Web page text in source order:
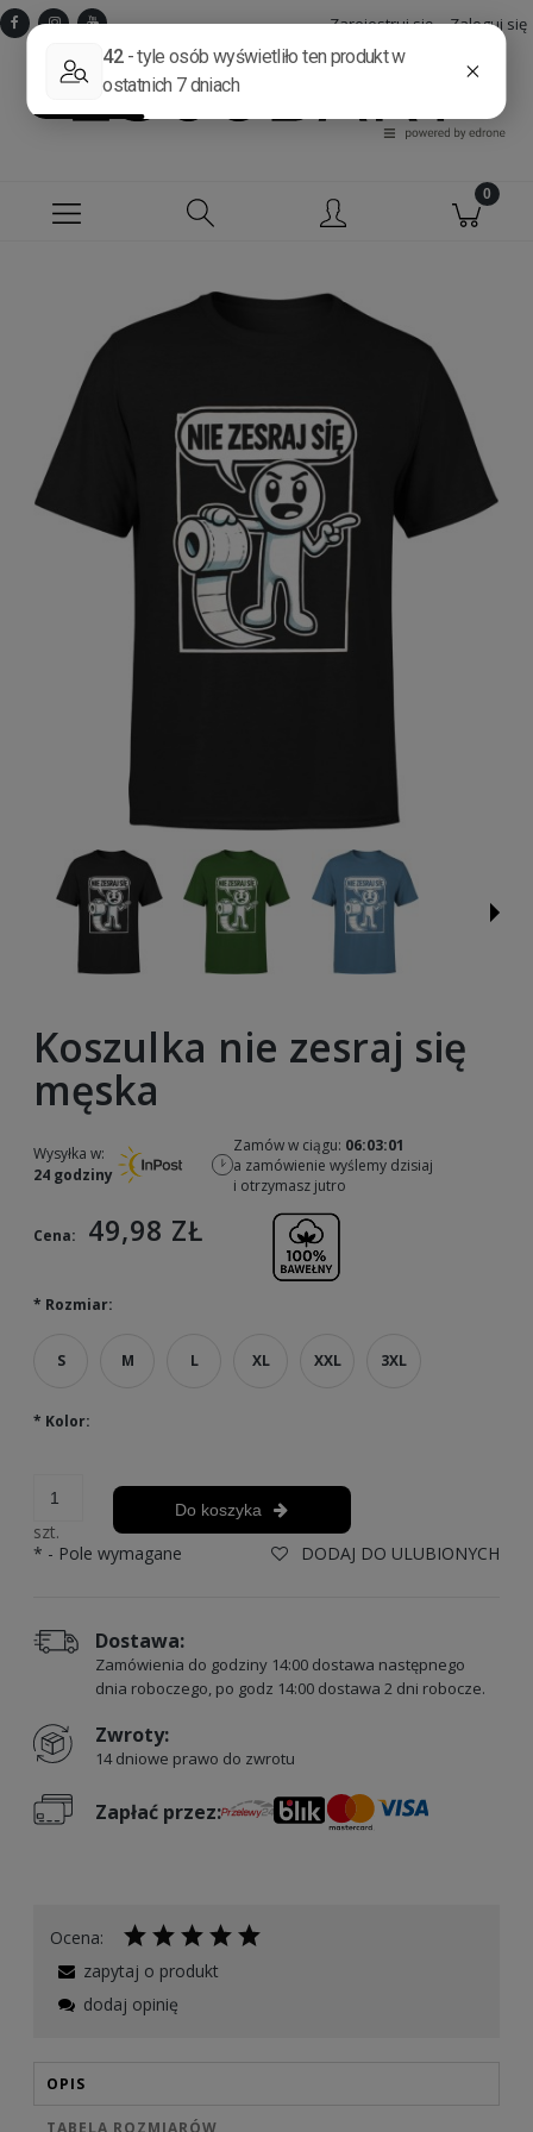
Zarejestruj się Zaloguj się
Koszulka nie zesraj się
męska
Wysyłka w:
24 godziny
Zamów w ciągu: 06:03:01
a zamówienie wyślemy dzisiaj
i otrzymasz jutro
Cena: 49,98 ZŁ
* Rozmiar:
S M L XL XXL 3XL
* Kolor:
szt.
Do koszyka
DODAJ DO ULUBIONYCH
* - Pole wymagane
Dostawa:
Zamówienia do godziny 14:00 dostawa następnego
dnia roboczego, po godz 14:00 dostawa 2 dni robocze.
Zwroty:
14 dniowe prawo do zwrotu
Zapłać przez:
Ocena:
zapytaj o produkt
dodaj opinię
OPIS
TABELA ROZMIARÓW